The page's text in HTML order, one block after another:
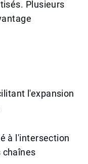
Plusieurs
l'expansion
à l'intersection
chaînes